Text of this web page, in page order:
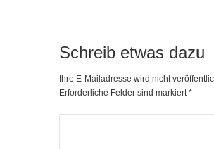
Schreib etwas dazu
Ihre E-Mailadresse wird nicht
Erforderliche Felder sind markiert*